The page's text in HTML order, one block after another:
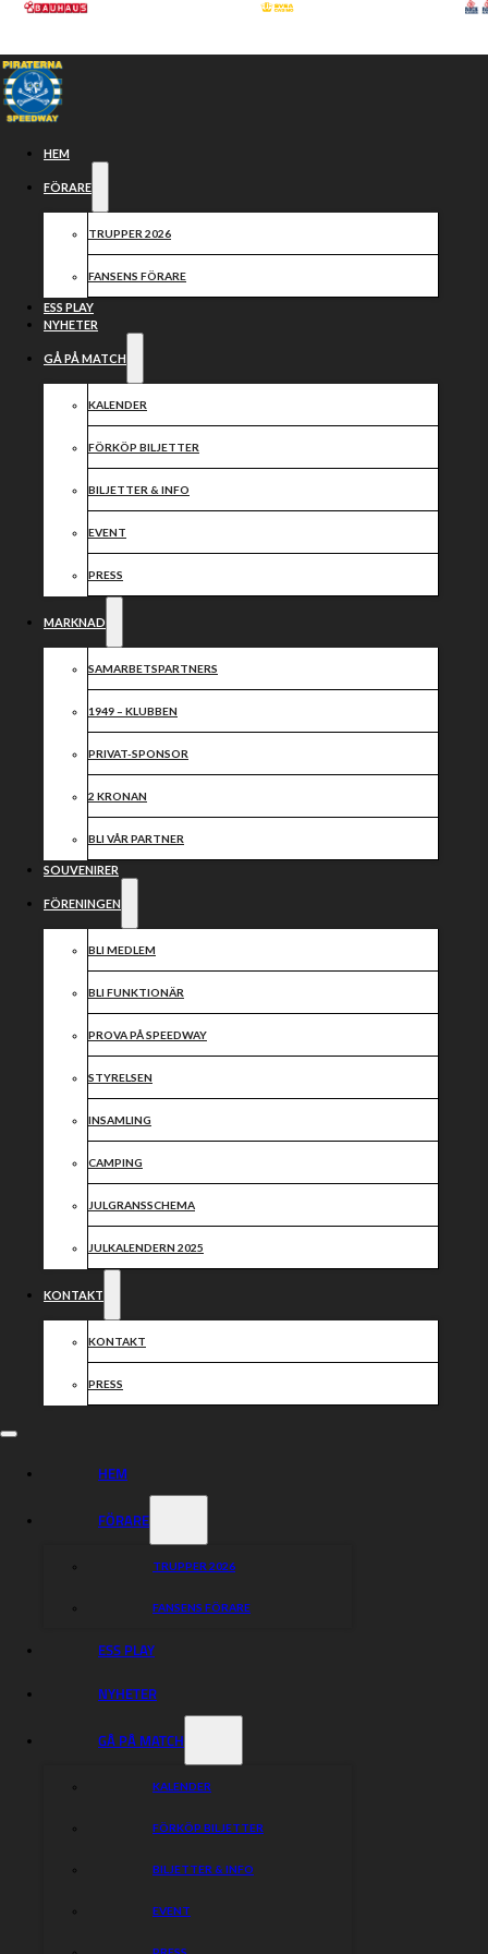
Hoppa till huvudinnehåll
HEM
FÖRARE
TRUPPER 2026
FANSENS FÖRARE
ESS PLAY
NYHETER
GÅ PÅ MATCH
KALENDER
FÖRKÖP BILJETTER
BILJETTER & INFO
EVENT
PRESS
MARKNAD
SAMARBETSPARTNERS
1949 – KLUBBEN
PRIVAT-SPONSOR
2 KRONAN
BLI VÅR PARTNER
SOUVENIRER
FÖRENINGEN
BLI MEDLEM
BLI FUNKTIONÄR
PROVA PÅ SPEEDWAY
STYRELSEN
INSAMLING
CAMPING
JULGRANSSCHEMA
JULKALENDERN 2025
KONTAKT
KONTAKT
PRESS
HEM
FÖRARE
TRUPPER 2026
FANSENS FÖRARE
ESS PLAY
NYHETER
GÅ PÅ MATCH
KALENDER
FÖRKÖP BILJETTER
BILJETTER & INFO
EVENT
LUCKA NR 12
Dagsvinst nr: 1645
Extravinst nr: 592
Lucka nr 12 presenteras av:
AXET LÅS & LARM
Vi kan allt om lås och nycklar!
HEMSIDA
Vill du se tidigare dragna nummer eller få information